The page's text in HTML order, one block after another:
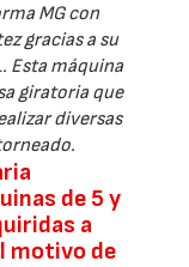
MG con
gracias a su
Esta máquina
giratoria que
diversas
de 5 y
a
motivo de